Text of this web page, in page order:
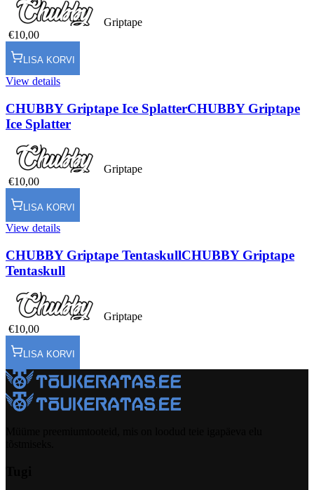
Griptape
€10,00
LISA KORVI
View details
CHUBBY Griptape Ice SplatterCHUBBY Griptape
Ice Splatter
Griptape
€10,00
LISA KORVI
View details
CHUBBY Griptape TentaskullCHUBBY Griptape
Tentaskull
Griptape
€10,00
LISA KORVI